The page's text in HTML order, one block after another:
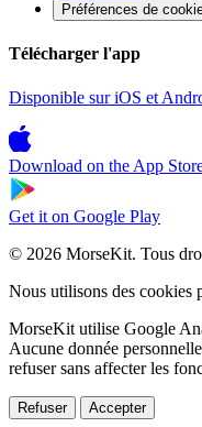
Préférences de
Télécharger l'app
Disponible sur iOS et
Download on the App
Get it on Google Play
© 2026 MorseKit. Tous
Nous utilisons des cookies
MorseKit utilise Google
Aucune donnée
refuser sans affecter les
Refuser Accepter